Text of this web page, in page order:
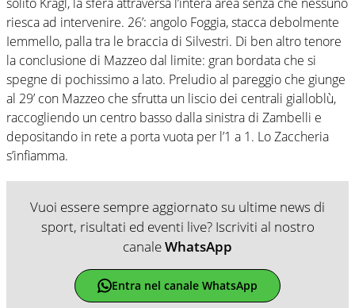
riesca ad intervenire. 26’: angolo Foggia, stacca debolmente
Iemmello, palla tra le braccia di Silvestri. Di ben altro tenore
la conclusione di Mazzeo dal limite: gran bordata che si
spegne di pochissimo a lato. Preludio al pareggio che giunge
al 29’ con Mazzeo che sfrutta un liscio dei centrali gialloblù,
raccogliendo un centro basso dalla sinistra di Zambelli e
depositando in rete a porta vuota per l’1 a 1. Lo Zaccheria
s’infiamma.
Vuoi essere sempre aggiornato su ultime news di
sport, risultati ed eventi live? Iscriviti al nostro
canaleWhatsApp
Entra nel canale WhatsApp